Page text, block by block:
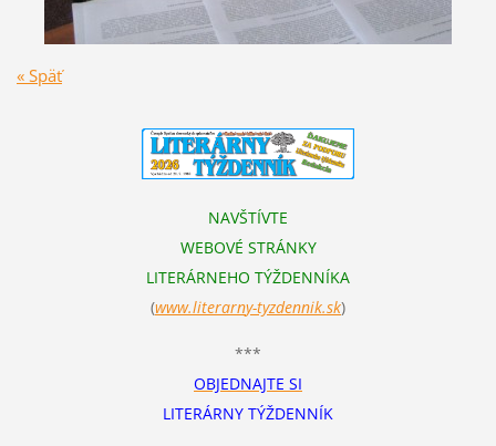
« Späť
NAVŠTÍVTE
WEBOVÉ STRÁNKY
LITERÁRNEHO TÝŽDENNÍKA
(www.literarny-tyzdennik.sk)
***
OBJEDNAJTE SI
LITERÁRNY TÝŽDENNÍK